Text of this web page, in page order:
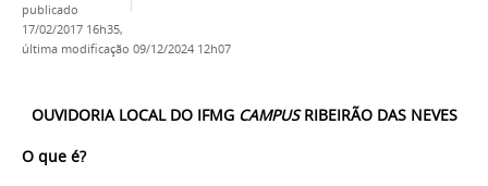
publicado
17/02/2017 16h35,
última modificação 09/12/2024 12h07
OUVIDORIA LOCAL DO IFMG CAMPUSRIBEIRÃO DAS NEVES
O que é?